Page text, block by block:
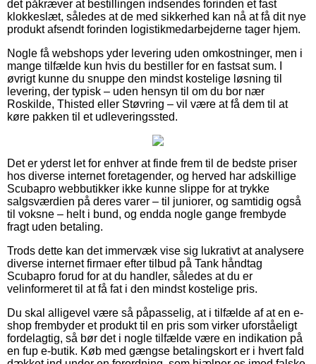
det påkræver at bestillingen indsendes forinden et fast
klokkeslæt, således at de med sikkerhed kan nå at få dit nye
produkt afsendt forinden logistikmedarbejderne tager hjem.
Nogle få webshops yder levering uden omkostninger, men i
mange tilfælde kun hvis du bestiller for en fastsat sum. I
øvrigt kunne du snuppe den mindst kostelige løsning til
levering, der typisk – uden hensyn til om du bor nær
Roskilde, Thisted eller Støvring – vil være at få dem til at
køre pakken til et udleveringssted.
Det er yderst let for enhver at finde frem til de bedste priser
hos diverse internet foretagender, og herved har adskillige
Scubapro webbutikker ikke kunne slippe for at trykke
salgsværdien på deres varer – til juniorer, og samtidig også
til voksne – helt i bund, og endda nogle gange frembyde
fragt uden betaling.
Trods dette kan det immervæk vise sig lukrativt at analysere
diverse internet firmaer efter tilbud på Tank håndtag
Scubapro forud for at du handler, således at du er
velinformeret til at få fat i den mindst kostelige pris.
Du skal alligevel være så påpasselig, at i tilfælde af at en e-
shop frembyder et produkt til en pris som virker uforståeligt
fordelagtig, så bør det i nogle tilfælde være en indikation på
en fup e-butik. Køb med gængse betalingskort er i hvert fald